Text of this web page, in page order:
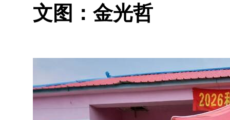
文图：金光哲